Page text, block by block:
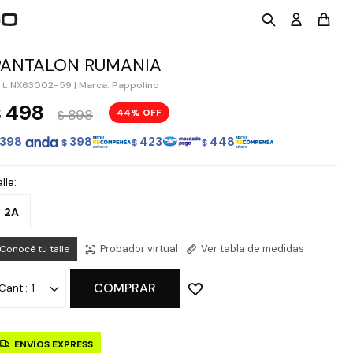
RUMANIA
NX63002-59 | Marca: Pappolino
498 $ 898 44
398 $ 398 $ 423 $ 448
2A
Conocé tu talle Probador virtual Ver tabla de medidas
1 COMPRAR
ENVÍOS EXPRESS